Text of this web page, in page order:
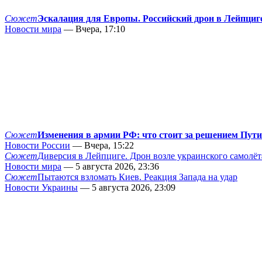
СюжетЭскалация для Европы. Российский дрон в
Новости мира — Вчера, 17:10
СюжетИзменения в армии РФ: что стоит за решением
Новости России — Вчера, 15:22
СюжетДиверсия в Лейпциге. Дрон возле украинского
Новости мира — 5 августа 2026, 23:36
СюжетПытаются взломать Киев. Реакция Запада на удар
Новости Украины — 5 августа 2026, 23:09